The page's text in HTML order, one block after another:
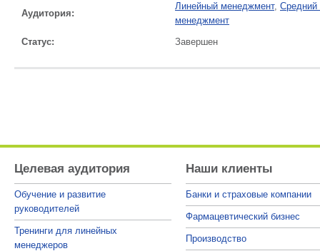
Аудитория:
Линейный менеджмент, Средний
менеджмент
Статус:
Завершен
Целевая аудитория
Обучение и развитие
руководителей
Тренинги для линейных
менеджеров
Наши клиенты
Банки и страховые компании
Фармацевтический бизнес
Производство